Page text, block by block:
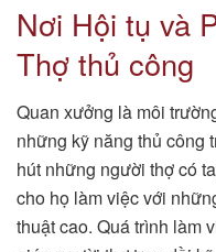
Nơi Hội tụ và
Thợ thủ công
Quan xưởng là môi
những kỹ năng thủ công
hút những người thợ có
cho họ làm việc với
thuật cao. Quá trình làm